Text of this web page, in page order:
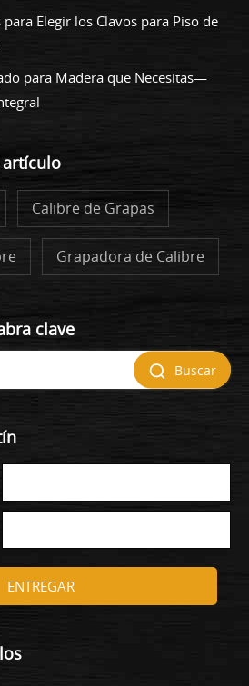
para Elegir los Clavos para Piso de
para Madera que Necesitas—
artículo
Calibre de Grapas
Grapadora de Calibre
clave
Buscar
ENTREGAR